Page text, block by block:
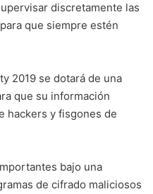
discretamente las
que siempre estén
2019 se dotará de una
que su información
hackers y fisgones de
bajo una
de cifrado maliciosos